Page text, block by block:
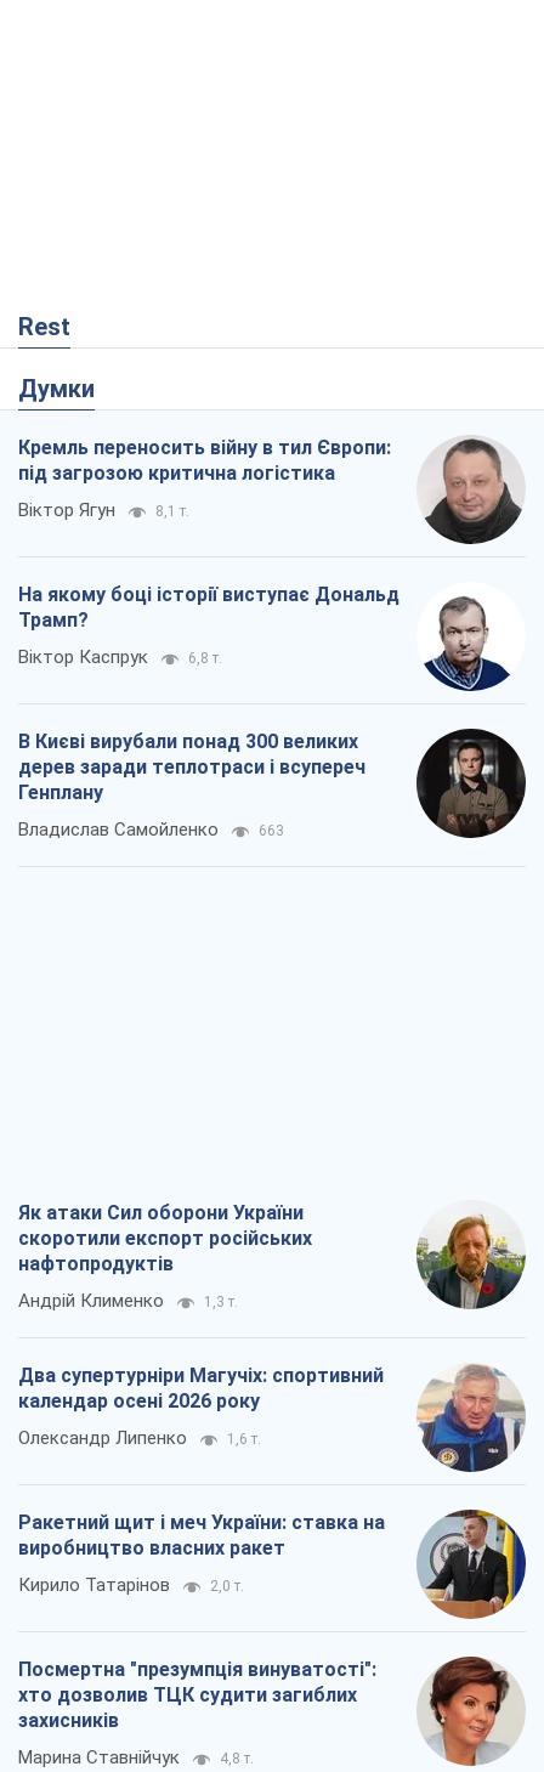
Rest
Думки
Кремль переносить війну в тил Європи:
під загрозою критична логістика
Віктор Ягун 8,1 т.
На якому боці історії виступає Дональд
Трамп?
Віктор Каспрук 6,8 т.
В Києві вирубали понад 300 великих
дерев заради теплотраси і всупереч
Генплану
Владислав Самойленко 663
Як атаки Сил оборони України
скоротили експорт російських
нафтопродуктів
Андрій Клименко 1,3 т.
Два супертурніри Магучіх: спортивний
календар осені 2026 року
Олександр Липенко 1,6 т.
Ракетний щит і меч України: ставка на
виробництво власних ракет
Кирило Татарінов 2,0 т.
Посмертна "презумпція винуватості":
хто дозволив ТЦК судити загиблих
захисників
Марина Ставнійчук 4,8 т.